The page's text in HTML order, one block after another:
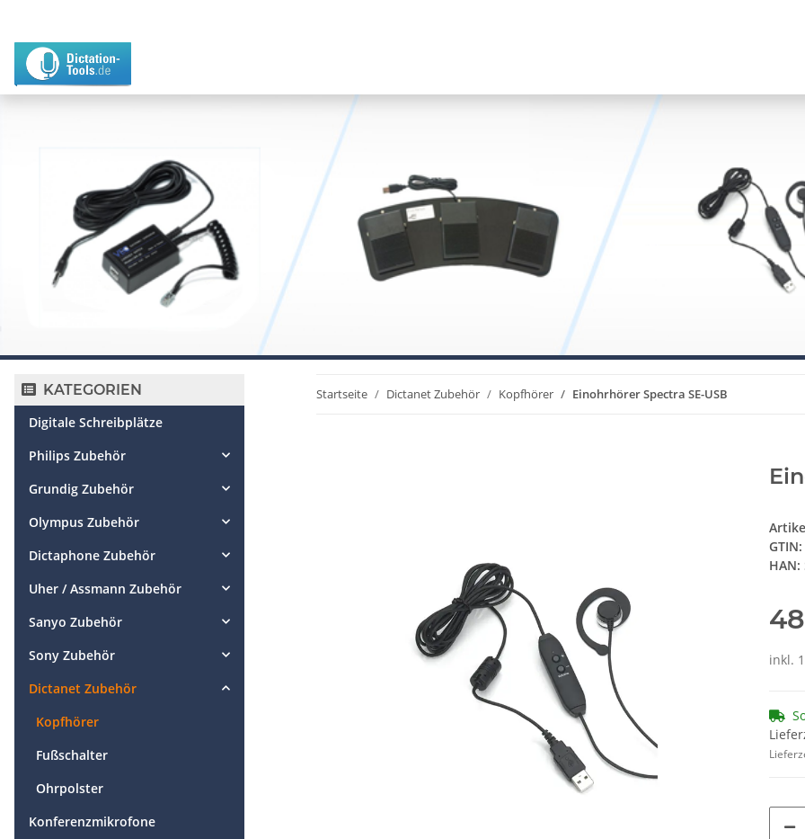
Startseite Dictanet Zubehör Kopfhörer Einohrhörer Spectra SE-USB
GTIN:
HAN:
inkl.
KATEGORIEN
Digitale Schreibplätze
Philips Zubehör
Grundig Zubehör
Olympus Zubehör
Dictaphone Zubehör
Uher / Assmann Zubehör
Sanyo Zubehör
Sony Zubehör
Dictanet Zubehör
Kopfhörer
Fußschalter
Ohrpolster
Konferenzmikrofone